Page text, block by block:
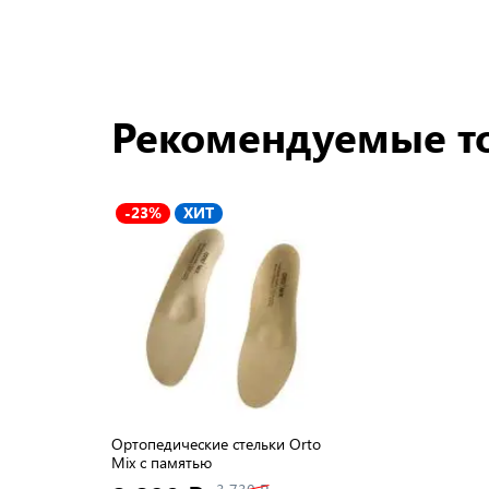
Рекомендуемые
-23% ХИТ
Ортопедические стельки Orto
Mix с памятью